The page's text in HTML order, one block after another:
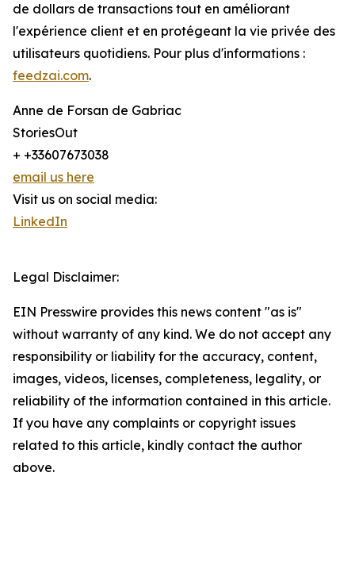
de dollars de transactions tout en améliorant
l'expérience client et en protégeant la vie privée des
utilisateurs quotidiens. Pour plus d'informations :
feedzai.com.
Anne de Forsan de Gabriac
StoriesOut
+ +33607673038
email us here
Visit us on social media:
LinkedIn
Legal Disclaimer:
EIN Presswire provides this news content "as is"
without warranty of any kind. We do not accept any
responsibility or liability for the accuracy, content,
images, videos, licenses, completeness, legality, or
reliability of the information contained in this article.
If you have any complaints or copyright issues
related to this article, kindly contact the author
above.